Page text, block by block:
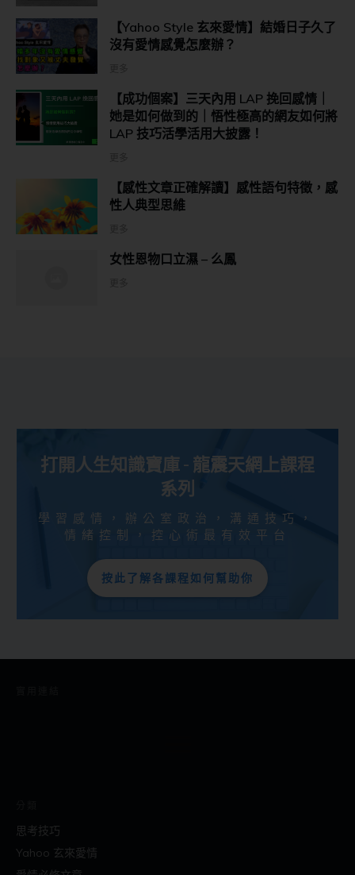
【Yahoo Style 玄來愛情】結婚日子久了
沒有愛情感覺怎麼辦？
【成功個案】三天內用 LAP 挽回感情｜
她是如何做到的｜悟性極高的網友如何將
LAP 技巧活學活用大披露！
【感性文章正確解讀】感性語句特徵，感
性人典型思維
女性恩物口立濕 – 么鳳
打開人生知識寶庫 - 龍震天網上課程
系列
學習感情，辦公室政治，溝通技巧，
情緒控制，控心術最有效平台
按此了解各課程如何幫助你
思考技巧
Yahoo 玄來愛情